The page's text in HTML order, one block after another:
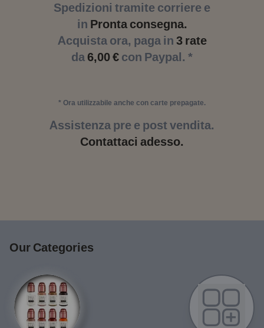
Spedizioni tramite corriere e
in Pronta consegna.
Acquista ora, paga in 3 rate
da6,00 € con Paypal. *
* Ora utilizzabile anche con carte prepagate.
Assistenza pre e post vendita.
Contattaci adesso.
Our Categories